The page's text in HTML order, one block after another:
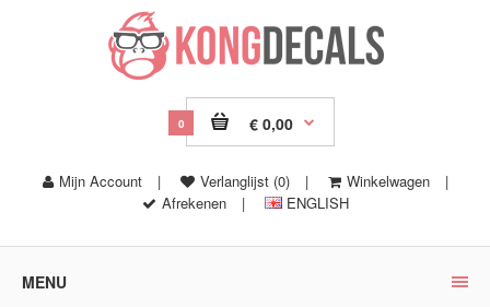
0 € 0,00
Mijn Account | Verlanglijst (0) | Winkelwagen
|
Afrekenen
| ENGLISH
MENU